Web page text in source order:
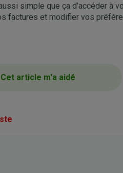
simple que ça d’accéder à
factures et modifier vos
Cet article m'a aidé